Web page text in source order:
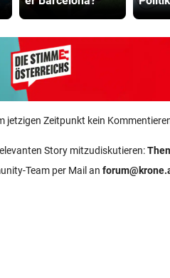
jetzigen Zeitpunkt kein
Story mitzudiskutieren:
Team per Mail an